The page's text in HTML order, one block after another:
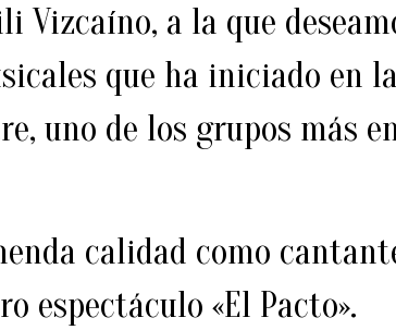
Vizcaíno, a la que
que ha iniciado en
uno de los grupos más
calidad como
espectáculo «El Pacto».